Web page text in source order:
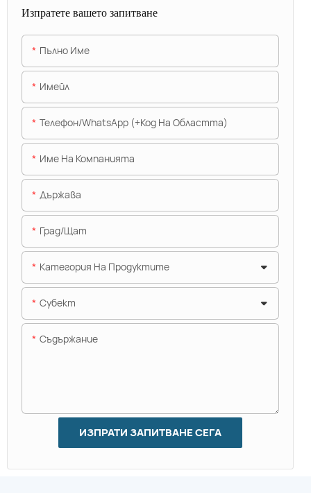
Изпратете вашето запитване
Пълно Име
Имейл
Телефон/WhatsApp (+Код На Областта)
Име На Компанията
Държава
Град/щат
Категория На Продуктите
Субект
Съдържание
ИЗПРАТИ ЗАПИТВАНЕ СЕГА